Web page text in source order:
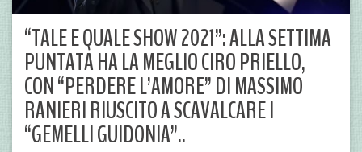
“TALE E QUALE SHOW 2021”: ALLA SETTIMA
PUNTATA HA LA MEGLIO CIRO PRIELLO,
CON “PERDERE L’AMORE” DI MASSIMO
RANIERI RIUSCITO A SCAVALCARE I
“GEMELLI GUIDONIA”..